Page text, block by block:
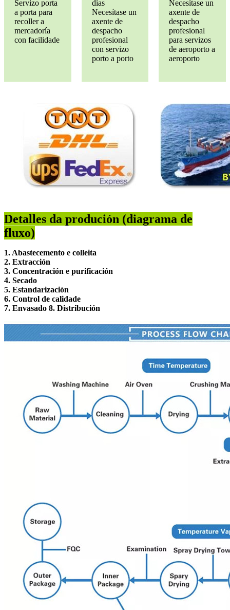
Servizo porta
a porta para
recoller a
mercadoría
con facilidade
días
Necesítase un
axente de
despacho
profesional
con servizo
porto a porto
Necesítase un
axente de
despacho
profesional
para servizos
de aeroporto a
aeroporto
Detalles da produción (diagrama de
fluxo)
1. Abastecemento e colleita
2. Extracción
3. Concentración e purificación
4. Secado
5. Estandarización
6. Control de calidade
7. Envasado 8. Distribución